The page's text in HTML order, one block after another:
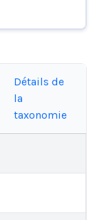
Détails de
la
taxonomie